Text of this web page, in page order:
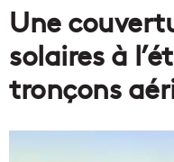
Une
solaires à
tronçons